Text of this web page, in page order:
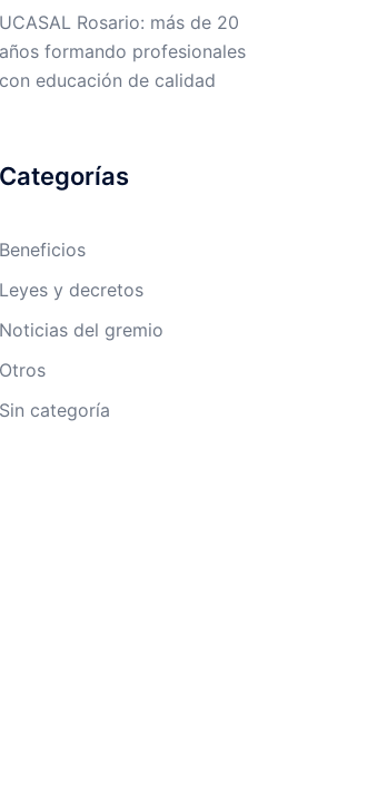
UCASAL Rosario: más de 20
años formando profesionales
con educación de calidad
Categorías
Beneficios
Leyes y decretos
Noticias del gremio
Otros
Sin categoría